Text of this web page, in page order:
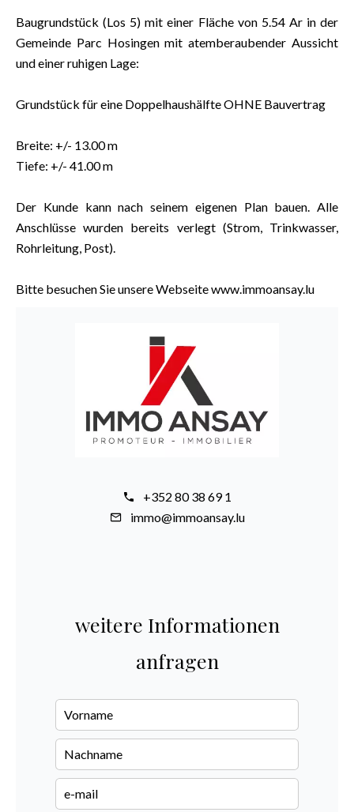
Baugrundstück (Los 5) mit einer Fläche von 5.54 Ar in der
Gemeinde Parc Hosingen mit atemberaubender Aussicht
und einer ruhigen Lage:
Grundstück für eine Doppelhaushälfte OHNE Bauvertrag
Breite: +/- 13.00 m
Tiefe: +/- 41.00 m
Der Kunde kann nach seinem eigenen Plan bauen. Alle
Anschlüsse wurden bereits verlegt (Strom, Trinkwasser,
Rohrleitung, Post).
Bitte besuchen Sie unsere Webseite www.immoansay.lu
+352 80 38 69 1
immo@immoansay.lu
weitere Informationen
anfragen